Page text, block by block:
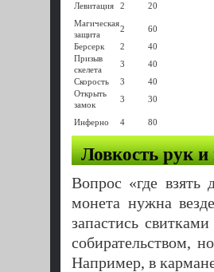
Левитация 2
20
Магическая
защита
2
60
Берсерк
2
40
Призыв
скелета
3
40
Скорость
3
40
Открыть
замок
3 30
Инферно 4 80
Ловкость рук
Вопрос «где взять
монета нужна
запастись
собирательством,
Например, в